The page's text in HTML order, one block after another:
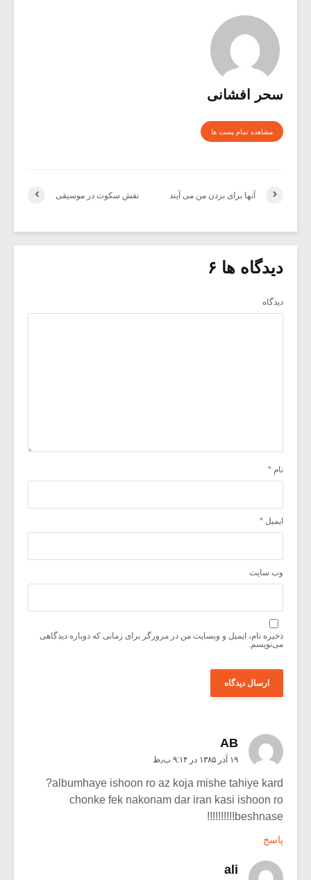
سحر افشانی
مشاهده تمام پست ها
نقش سکوت در موسیقی آنها برای بردن من می آیند
دیدگاه ها ۶
دیدگاه
نام *
ایمیل *
وب‌ سایت
ذخیره نام، ایمیل و وبسایت من در مرورگر برای زمانی که دوباره دیدگاهی
می‌نویسم.
AB
۱۹ آذر ۱۳۸۵ در ۹:۱۴ ب٫ظ
albumhaye ishoon ro az koja mishe tahiye kard?
chonke fek nakonam dar iran kasi ishoon ro
beshnase!!!!!!!!!!
پاسخ
ali